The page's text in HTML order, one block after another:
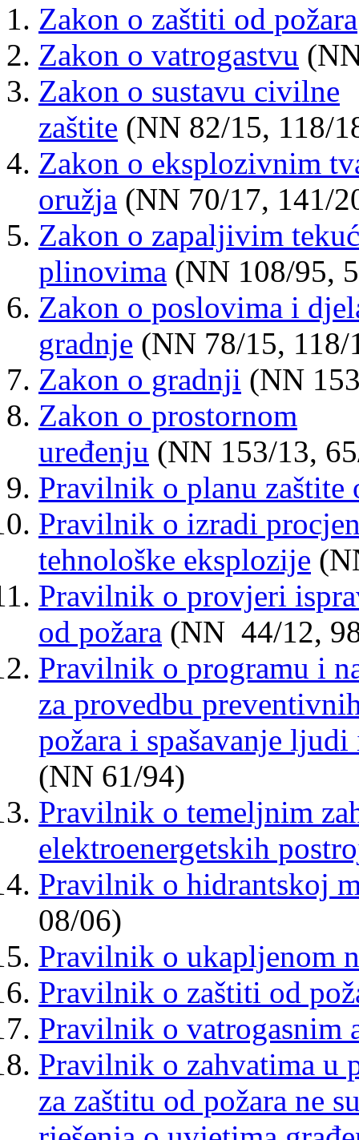
Zakon o zaštiti od požara
Zakon o vatrogastvu
Zakon o sustavu civilne
zaštite (NN 82/15, 118/
Zakon o eksplozivnim
oružja (NN 70/17, 141/
Zakon o zapaljivim
plinovima (NN 108/95,
Zakon o poslovima i
gradnje (NN 78/15, 118/
Zakon o gradnji (NN
Zakon o prostornom
uređenju (NN 153/13,
Pravilnik o planu zaštite
Pravilnik o izradi
tehnološke eksplozije
Pravilnik o provjeri
od požara (NN 44/12,
Pravilnik o programu i
za provedbu
požara i spašavanje
(NN 61/94)
Pravilnik o temeljnim
elektroenergetskih
Pravilnik o hidrantskoj
08/06)
Pravilnik o ukapljenom
Pravilnik o zaštiti od
Pravilnik o vatrogasnim
Pravilnik o zahvatima u
za zaštitu od požara ne